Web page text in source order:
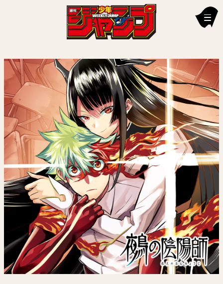
新刊情報
編集部からのお知らせ
お知らせ
連載作品
雑誌
定期購読
イチオシ情報
漫画賞
関連情報
関連リンク